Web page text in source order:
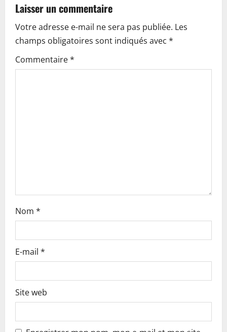
a
v
i
g
Laisser un commentaire
Votre adresse e-mail ne sera pas publiée. Les
champs obligatoires sont indiqués avec *
Commentaire*
Nom *
E-mail *
Site web